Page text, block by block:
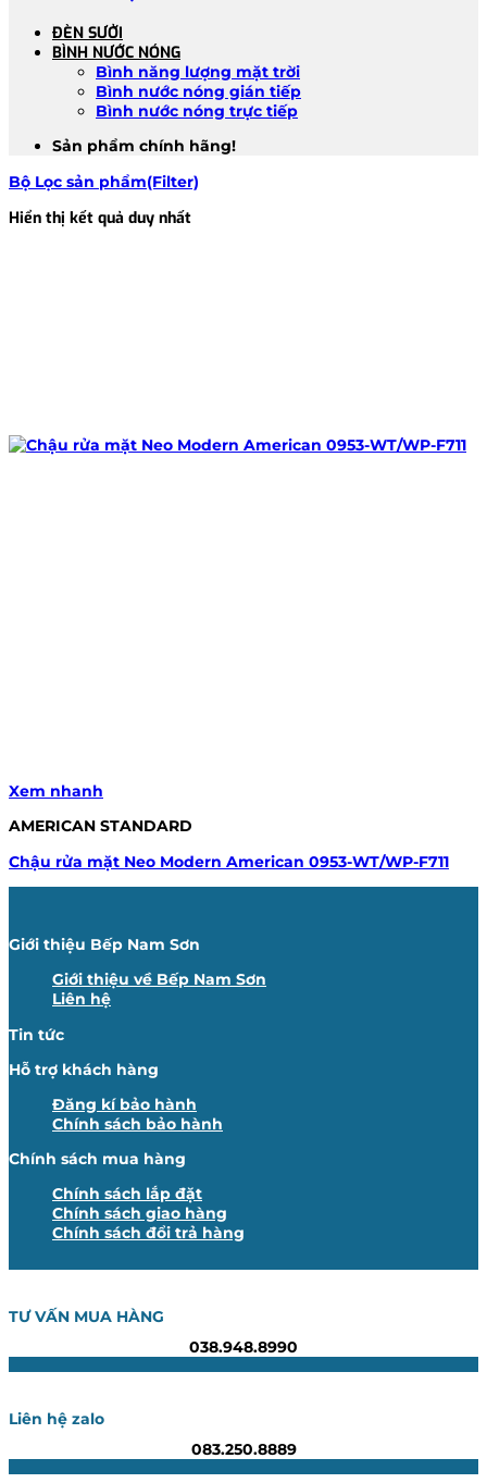
ĐÈN SƯỞI
BÌNH NƯỚC NÓNG
Bình năng lượng mặt trời
Bình nước nóng gián tiếp
Bình nước nóng trực tiếp
Sản phẩm chính hãng!
Bộ Lọc sản phẩm(Filter)
Hiển thị kết quả duy nhất
Xem nhanh
AMERICAN STANDARD
Chậu rửa mặt Neo Modern American 0953-WT/WP-F711
Giới thiệu Bếp Nam Sơn
Giới thiệu về Bếp Nam Sơn
Liên hệ
Tin tức
Hỗ trợ khách hàng
Đăng kí bảo hành
Chính sách bảo hành
Chính sách mua hàng
Chính sách lắp đặt
Chính sách giao hàng
Chính sách đổi trả hàng
TƯ VẤN MUA HÀNG
038.948.8990
Liên hệ zalo
083.250.8889